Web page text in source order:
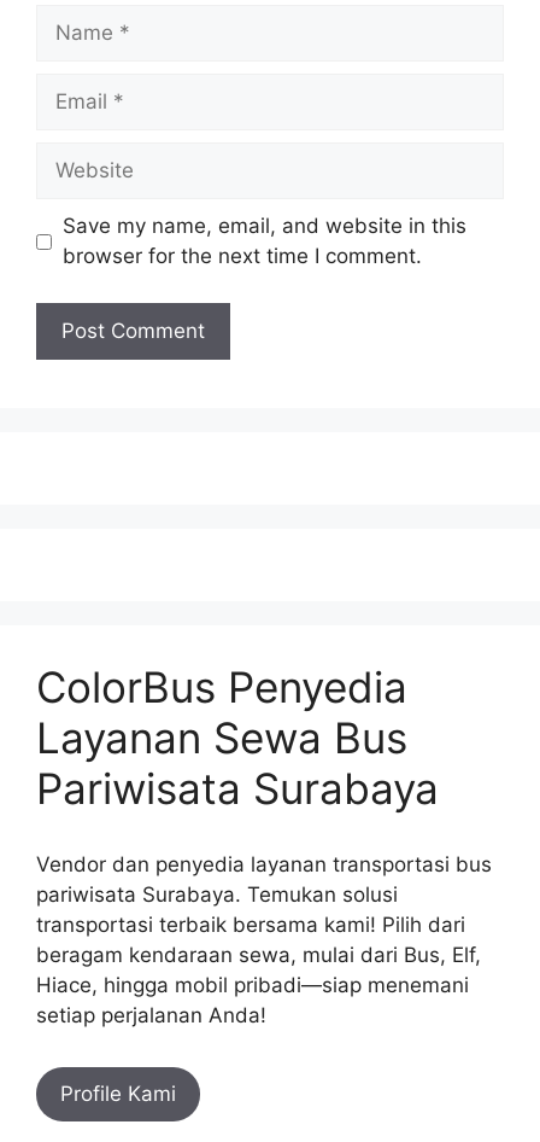
Save my name, email, and website in this
browser for the next time I comment.
ColorBus Penyedia
Layanan Sewa Bus
Pariwisata Surabaya
Vendor dan penyedia layanan transportasi bus
pariwisata Surabaya. Temukan solusi
transportasi terbaik bersama kami! Pilih dari
beragam kendaraan sewa, mulai dari Bus, Elf,
Hiace, hingga mobil pribadi—siap menemani
setiap perjalanan Anda!
Profile Kami